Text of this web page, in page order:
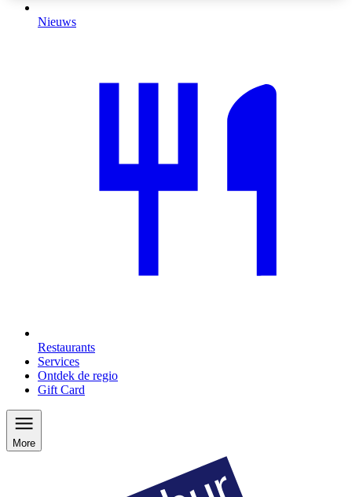
Nieuws
Restaurants
Services
Ontdek de regio
Gift Card
More